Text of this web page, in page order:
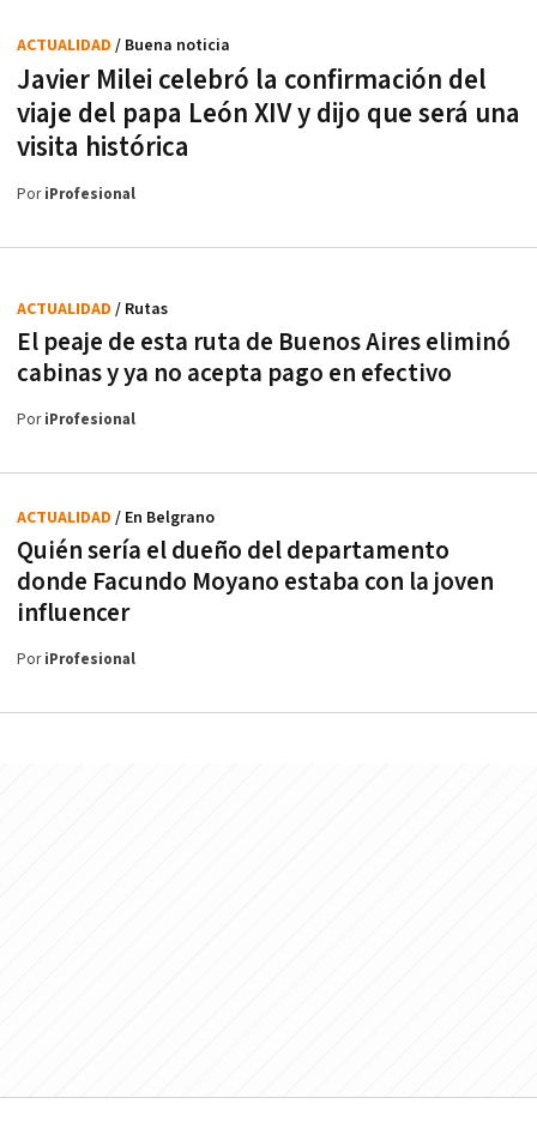
Javier Milei celebró la confirmación del
viaje del papa León XIV y dijo que será una
visita histórica
ACTUALIDAD / Buena noticia
PoriProfesional
El peaje de esta ruta de Buenos Aires eliminó
cabinas y ya no acepta pago en efectivo
ACTUALIDAD / Rutas
PoriProfesional
Quién sería el dueño del departamento
donde Facundo Moyano estaba con la joven
influencer
ACTUALIDAD / En Belgrano
PoriProfesional